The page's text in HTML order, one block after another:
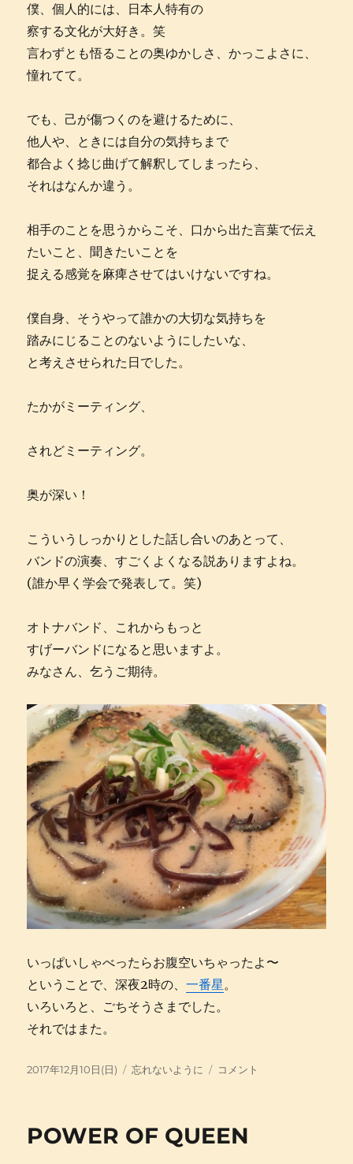
僕、個人的には、日本人特有の
察する文化が大好き。笑
言わずとも悟ることの奥ゆかしさ、かっこよさに、
憧れてて。
でも、己が傷つくのを避けるために、
他人や、ときには自分の気持ちまで
都合よく捻じ曲げて解釈してしまったら、
それはなんか違う。
相手のことを思うからこそ、口から出た言葉で伝え
たいこと、聞きたいことを
捉える感覚を麻痺させてはいけないですね。
僕自身、そうやって誰かの大切な気持ちを
踏みにじることのないようにしたいな、
と考えさせられた日でした。
たかがミーティング、
されどミーティング。
奥が深い！
こういうしっかりとした話し合いのあとって、
バンドの演奏、すごくよくなる説ありますよね。
(誰か早く学会で発表して。笑)
オトナバンド、これからもっと
すげーバンドになると思いますよ。
みなさん、乞うご期待。
いっぱいしゃべったらお腹空いちゃったよ〜
ということで、深夜2時の、一番星 。
いろいろと、ごちそうさまでした。
それではまた。
投
2017年12月10日(日)
カ
ー
忘れないように
話
か
コメント
POWER OF QUEEN